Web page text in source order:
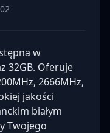
w
32GB. Oferuje
2666MHz,
jakości
białym
Twojego